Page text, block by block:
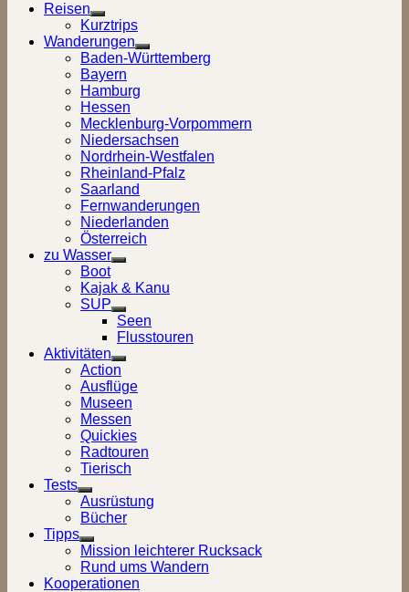
Reisen
Show
sub
menu
Kurztrips
Wanderungen
Show
sub
Baden-Württemberg
Bayern
Hamburg
Hessen
Mecklenburg-Vorpommern
Niedersachsen
Nordrhein-Westfalen
Rheinland-Pfalz
Saarland
Fernwanderungen
Niederlanden
Österreich
zu Wasser
Show
sub
menu
Boot
Kajak & Kanu
SUP
Show
sub
menu
Seen
Flusstouren
Aktivitäten
Show
sub
menu
Action
Ausflüge
Museen
Messen
Quickies
Radtouren
Tierisch
Tests
Show
sub
menu
Ausrüstung
Bücher
Tipps
Show
sub
menu
Mission leichterer Rucksack
Rund ums Wandern
Kooperationen